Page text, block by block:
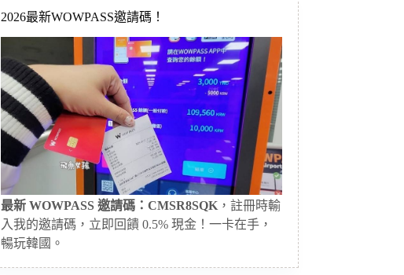
2026最新WOWPASS邀請碼！
最新 WOWPASS 邀請碼：CMSR8SQK ，註冊時輸
入我的邀請碼，立即回饋 0.5% 現金！一卡在手，
暢玩韓國。